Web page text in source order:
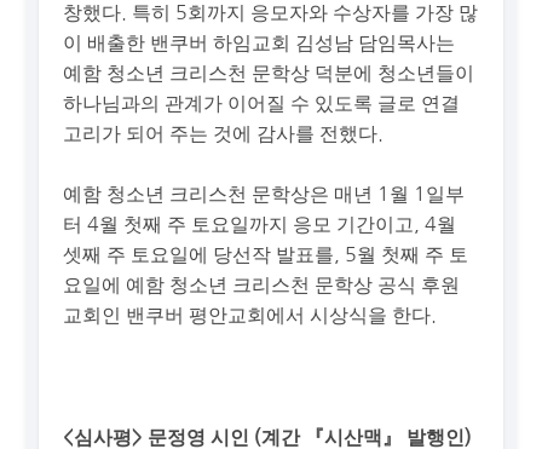
창했다. 특히 5회까지 응모자와 수상자를 가장 많
이 배출한 밴쿠버 하임교회 김성남 담임목사는
예함 청소년 크리스천 문학상 덕분에 청소년들이
하나님과의 관계가 이어질 수 있도록 글로 연결
고리가 되어 주는 것에 감사를 전했다.
예함 청소년 크리스천 문학상은 매년 1월 1일부
터 4월 첫째 주 토요일까지 응모 기간이고, 4월
셋째 주 토요일에 당선작 발표를, 5월 첫째 주 토
요일에 예함 청소년 크리스천 문학상 공식 후원
교회인 밴쿠버 평안교회에서 시상식을 한다.
<심사평> 문정영 시인 (계간 『시산맥』 발행인)